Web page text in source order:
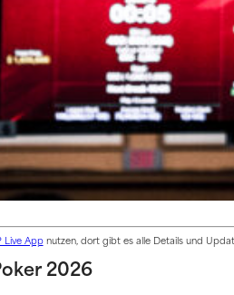
Live Appnutzen, dort gibt es alle Details und
2026